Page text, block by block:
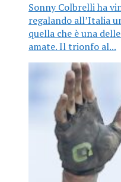
Sonny Colbrelli ha
regalando all’Italia
quella che è una
amate. Il trionfo al...